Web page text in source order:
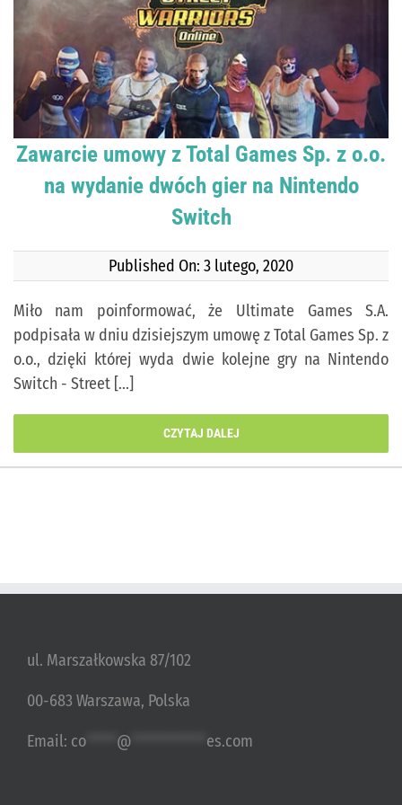
KONTAKT
PUBLISHING (EN)
Zawarcie umowy z Total Games Sp. z o.o.
na wydanie dwóch gier na Nintendo
Switch
Published On: 3 lutego, 2020
Miło nam poinformować, że Ultimate Games S.A.
podpisała w dniu dzisiejszym umowę z Total Games Sp. z
o.o., dzięki której wyda dwie kolejne gry na Nintendo
Switch - Street [...]
CZYTAJ DALEJ
ul. Marszałkowska 87/102
00-683 Warszawa, Polska
Email: co @ es.com